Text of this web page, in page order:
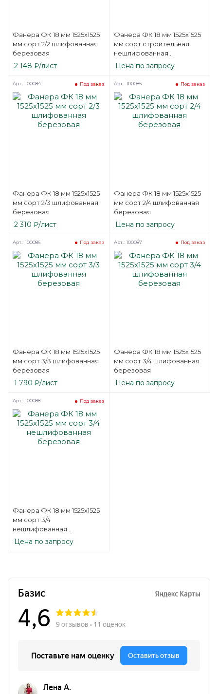
Фанера ФК 18 мм 1525х1525
мм сорт 2/2 шлифованная
березовая
2 148 ₽/лист
Фанера ФК 18 мм 1525х1525
мм сорт строительная
нешлифованная
березовая
Цена по запросу
Фанера ФК 18 мм 1525х1525
мм сорт 2/3 шлифованная
березовая
Под заказ
Арт.: 100084
2 310 ₽/лист
Фанера ФК 18 мм 1525х1525
мм сорт 2/4 шлифованная
березовая
Под заказ
Арт.: 100085
Цена по запросу
Фанера ФК 18 мм 1525х1525
мм сорт 3/3 шлифованная
березовая
Под заказ
Арт.: 100086
1 790 ₽/лист
Фанера ФК 18 мм 1525х1525
мм сорт 3/4 шлифованная
березовая
Под заказ
Арт.: 100087
Цена по запросу
Фанера ФК 18 мм 1525х1525
мм сорт 3/4
нешлифованная
березовая
Под заказ
Арт.: 100088
Цена по запросу